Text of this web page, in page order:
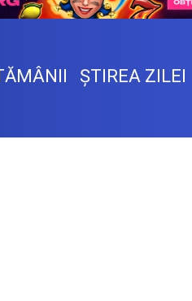
ŞTIREA ZILEI